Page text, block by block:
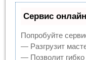
Сервис
Попробуйте
— Разгрузит
— Позволит гибко